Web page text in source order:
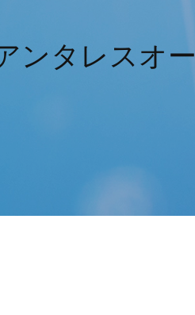
ンタレスオ